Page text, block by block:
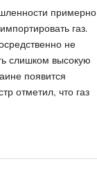
примерно
газ.
не
слишком высокую
появится
отметил, что газ